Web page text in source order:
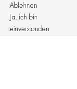
Ablehnen
Ja, ich bin
einverstanden
Kroschke Gruppe